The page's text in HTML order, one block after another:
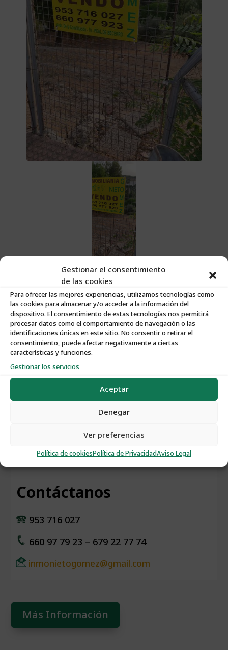
Gestionar el consentimiento
de las cookies
Para ofrecer las mejores experiencias, utilizamos tecnologías como
las cookies para almacenar y/o acceder a la información del
dispositivo. El consentimiento de estas tecnologías nos permitirá
procesar datos como el comportamiento de navegación o las
identificaciones únicas en este sitio. No consentir o retirar el
consentimiento, puede afectar negativamente a ciertas
características y funciones.
Gestionar los servicios
Aceptar
Denegar
Ver preferencias
Política de cookiesPolítica de PrivacidadAviso Legal
Características:
Nº de Propiedad:S123
Tipo de Propiedad:Solares
Tipo de Operación:Venta
Contáctanos
953 716 027
660 97 79 23 – 679 22 77 74
inmonietogomez@gmail.com
Más Información